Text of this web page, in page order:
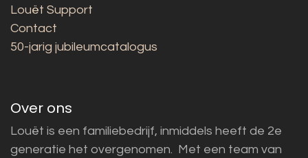
Louët Support
Contact
50-jarig jubileumcatalogus
Over ons
Louët is een familiebedrijf, inmiddels heeft de 2e
generatie het overgenomen. Met een team van